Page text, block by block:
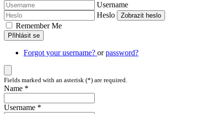
Username
Heslo
Zobrazit heslo
Remember Me
Přihlásit se
Forgot your username? orpassword?
Fields marked with an asterisk (*) are required.
Name *
Username *